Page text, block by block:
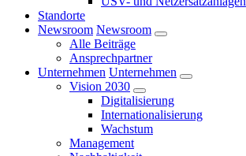
Standorte
Newsroom Newsroom
Alle Beiträge
Ansprechpartner
Unternehmen Unternehmen
Vision 2030
Digitalisierung
Internationalisierung
Wachstum
Management